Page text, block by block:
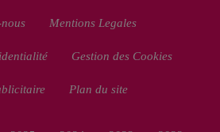
Mentions Legales
Gestion des Cookies
Plan du site